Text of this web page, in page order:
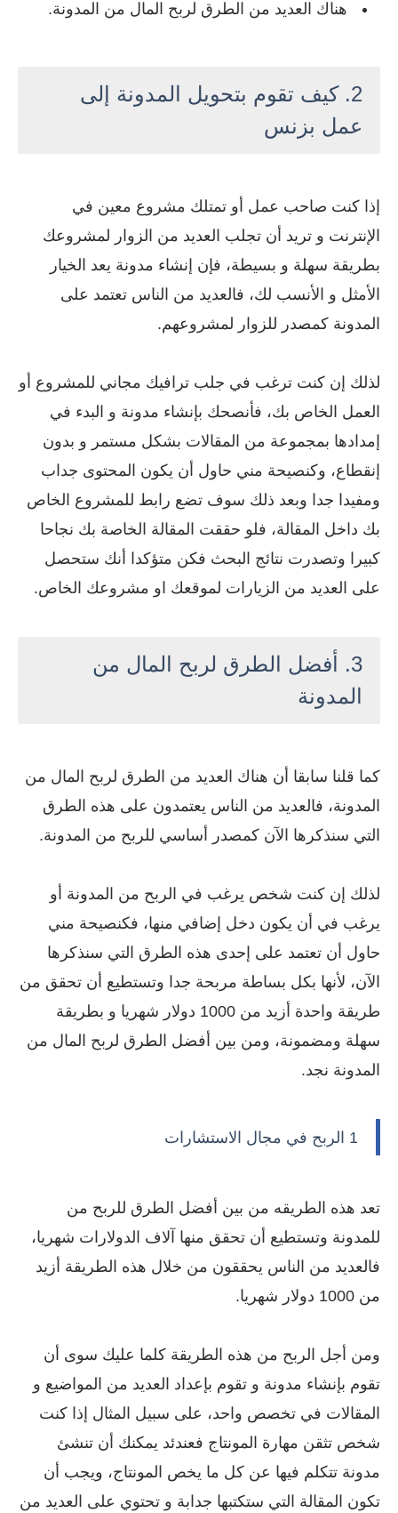
هناك العديد من الطرق لربح المال من المدونة.
2. كيف تقوم بتحويل المدونة إلى
عمل بزنس
إذا كنت صاحب عمل أو تمتلك مشروع معين في
الإنترنت و تريد أن تجلب العديد من الزوار لمشروعك
بطريقة سهلة و بسيطة، فإن إنشاء مدونة يعد الخيار
الأمثل و الأنسب لك، فالعديد من الناس تعتمد على
المدونة كمصدر للزوار لمشروعهم.
لذلك إن كنت ترغب في جلب ترافيك مجاني للمشروع أو
العمل الخاص بك، فأنصحك بإنشاء مدونة و البدء في
إمدادها بمجموعة من المقالات بشكل مستمر و بدون
إنقطاع، وكنصيحة مني حاول أن يكون المحتوى جداب
ومفيدا جدا وبعد ذلك سوف تضع رابط للمشروع الخاص
بك داخل المقالة، فلو حققت المقالة الخاصة بك نجاحا
كبيرا وتصدرت نتائج البحث فكن متؤكدا أنك ستحصل
على العديد من الزيارات لموقعك او مشروعك الخاص.
3.
أفضل الطرق لربح المال من
المدونة
كما قلنا سابقا أن هناك العديد من الطرق لربح المال من
المدونة، فالعديد من الناس يعتمدون على هذه الطرق
التي سنذكرها الآن كمصدر أساسي للربح من المدونة.
لذلك إن كنت شخص يرغب في الربح من المدونة أو
يرغب في أن يكون دخل إضافي منها، فكنصيحة مني
حاول أن تعتمد على إحدى هذه الطرق التي سنذكرها
الآن، لأنها بكل بساطة مربحة جدا وتستطيع أن تحقق من
طريقة واحدة أزيد من 1000 دولار شهريا و بطريقة
سهلة ومضمونة، ومن بين أفضل الطرق لربح المال من
المدونة نجد.
1 الربح في مجال الاستشارات
تعد هذه الطريقه من بين أفضل الطرق للربح من
للمدونة وتستطيع أن تحقق منها آلاف الدولارات شهريا،
فالعديد من الناس يحققون من خلال هذه الطريقة أزيد
من 1000 دولار شهريا.
ومن أجل الربح من هذه الطريقة كلما عليك سوى أن
تقوم بإنشاء مدونة و تقوم بإعداد العديد من المواضيع و
المقالات في تخصص واحد، على سبيل المثال إذا كنت
شخص تثقن مهارة المونتاج فعندئد يمكنك أن تنشئ
مدونة تتكلم فيها عن كل ما يخص المونتاج، ويجب أن
تكون المقالة التي ستكتبها جدابة و تحتوي على العديد من